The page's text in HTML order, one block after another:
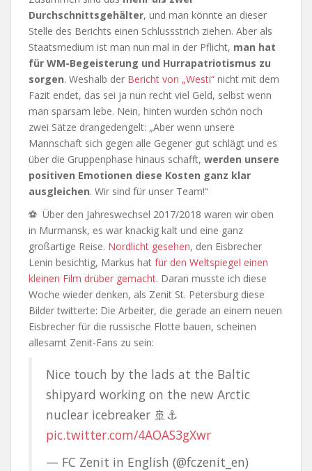
Durchschnittsgehälter, und man könnte an dieser
Stelle des Berichts einen Schlussstrich ziehen. Aber als
Staatsmedium ist man nun mal in der Pflicht, man hat
für WM-Begeisterung und Hurrapatriotismus zu
sorgen. Weshalb der Bericht von „Westi“ nicht mit dem
Fazit endet, das sei ja nun recht viel Geld, selbst wenn
man sparsam lebe. Nein, hinten wurden schön noch
zwei Sätze drangedengelt: „Aber wenn unsere
Mannschaft sich gegen alle Gegener gut schlägt und es
über die Gruppenphase hinaus schafft, werden unsere
positiven Emotionen diese Kosten ganz klar
ausgleichen. Wir sind für unser Team!“
⚽ Über den Jahreswechsel 2017/2018 waren wir oben
in Murmansk, es war knackig kalt und eine ganz
großartige Reise. Nordlicht gesehen, den Eisbrecher
Lenin besichtig, Markus hat für den Weltspiegel einen
kleinen Film drüber gemacht. Daran musste ich diese
Woche wieder denken, als Zenit St. Petersburg diese
Bilder twitterte: Die Arbeiter, die gerade an einem neuen
Eisbrecher für die russische Flotte bauen, scheinen
allesamt Zenit-Fans zu sein:
Nice touch by the lads at the Baltic
shipyard working on the new Arctic
nuclear icebreaker 🚢⚓️
pic.twitter.com/4AOAS3gXwr
— FC Zenit in English (@fczenit_en)